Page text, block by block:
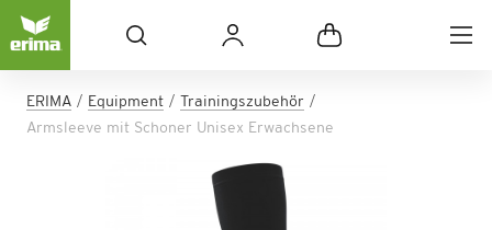
ERIMA Equipment
Trainingszubehör
Armsleeve mit Schoner Unisex Erwachsene